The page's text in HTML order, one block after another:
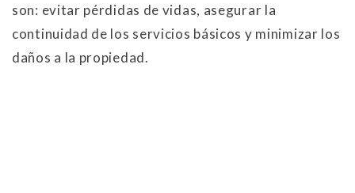
son: evitar pérdidas de vidas, asegurar la
continuidad de los servicios básicos y minimizar los
daños a la propiedad.